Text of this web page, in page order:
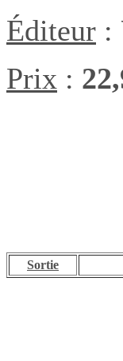
Éditeur :
Prix :
Sortie